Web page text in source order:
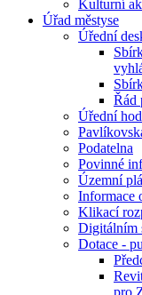
Kulturní
Úřad městyse
Úřední
Řád
Úřední
Podatelna
Povinné
Územní
Informace
Klikací
Digitálním
Dotace -
pro